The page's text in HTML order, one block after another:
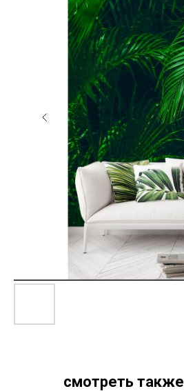
смотреть также